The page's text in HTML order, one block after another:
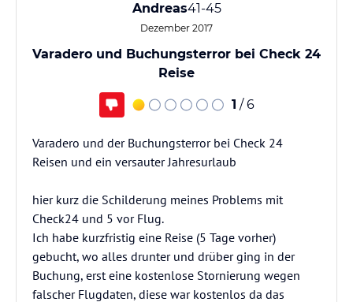
Andreas41-45
Dezember 2017
Varadero und Buchungsterror bei Check 24
Reise
1 / 6
Varadero und der Buchungsterror bei Check 24
Reisen und ein versauter Jahresurlaub
hier kurz die Schilderung meines Problems mit
Check24 und 5 vor Flug.
Ich habe kurzfristig eine Reise (5 Tage vorher)
gebucht, wo alles drunter und drüber ging in der
Buchung, erst eine kostenlose Stornierung wegen
falscher Flugdaten, diese war kostenlos da das